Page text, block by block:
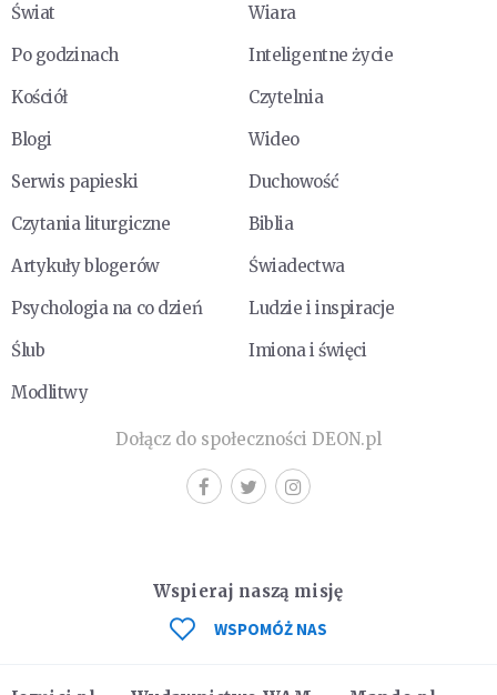
Świat
Wiara
Po godzinach
Inteligentne życie
Kościół
Czytelnia
Blogi
Wideo
Serwis papieski
Duchowość
Czytania liturgiczne
Biblia
Artykuły blogerów
Świadectwa
Psychologia na co dzień
Ludzie i inspiracje
Ślub
Imiona i święci
Modlitwy
Dołącz do społeczności DEON.pl
Wspieraj naszą misję
WSPOMÓŻ NAS